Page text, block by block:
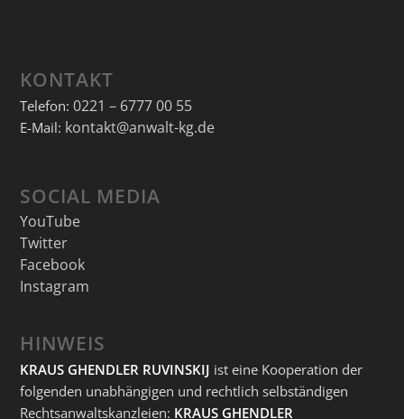
KONTAKT
Telefon: 0221 – 6777 00 55
E-Mail: kontakt@anwalt-kg.de
SOCIAL MEDIA
YouTube
Twitter
Facebook
Instagram
HINWEIS
KRAUS GHENDLER RUVINSKIJ ist eine Kooperation der
folgenden unabhängigen und rechtlich selbständigen
Rechtsanwaltskanzleien: KRAUS GHENDLER